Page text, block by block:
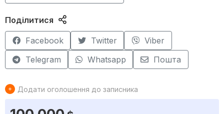
Поділитися
Facebook Twitter
Viber
Telegram
Whatsapp Пошта
Додати оголошення до записника